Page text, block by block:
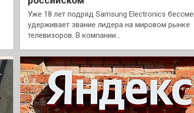
Уже 18 лет подряд Samsung Electronics
удерживает звание лидера на мировом рынке
телевизоров. В компании…